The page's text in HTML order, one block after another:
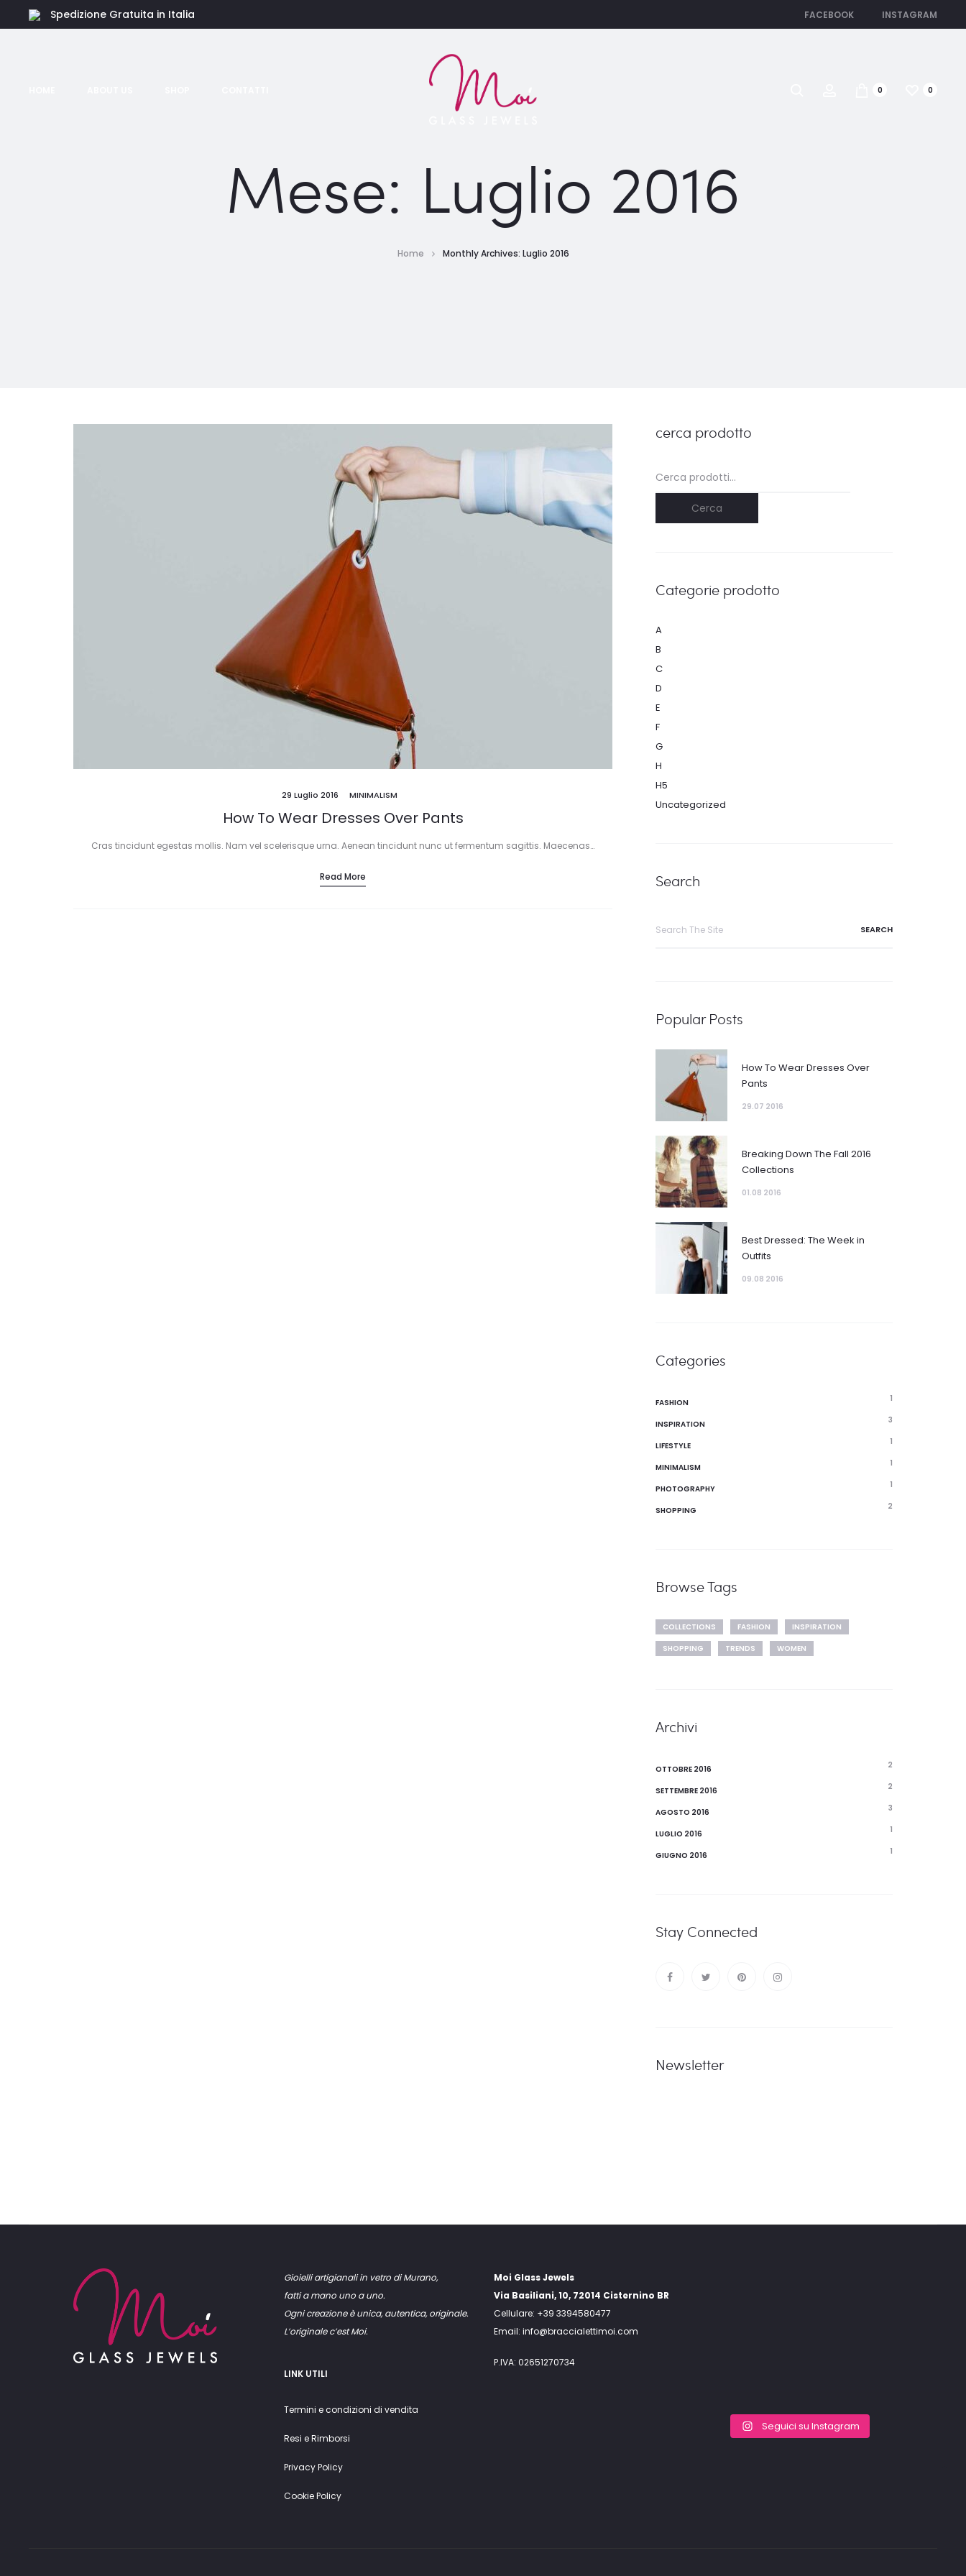
Spedizione Gratuita in Italia FACEBOOK INSTAGRAM
Account0 0
Mese: Luglio 2016
Home Monthly Archives: Luglio 2016
29 Luglio 2016 MINIMALISM
How To Wear Dresses Over Pants
Cras tincidunt egestas mollis. Nam vel scelerisque urna. Aenean tincidunt nunc ut fermentum sagittis. Maecenas…
Read More
cerca prodotto
Cerca:
Cerca
Categorie prodotto
A
B
C
D
E
F
G
H
H5
Uncategorized
Search
Popular Posts
How To Wear Dresses Over
Pants
29.07 2016
Breaking Down The Fall 2016
Collections
01.08 2016
Best Dressed: The Week in
Outfits
09.08 2016
Categories
FASHION 1
INSPIRATION 3
LIFESTYLE 1
MINIMALISM 1
PHOTOGRAPHY 1
SHOPPING 2
Browse Tags
COLLECTIONS FASHION
INSPIRATION
SHOPPING
TRENDS WOMEN
Archivi
OTTOBRE 2016 2
SETTEMBRE 2016 2
AGOSTO 2016 3
LUGLIO 2016 1
GIUGNO 2016 1
Stay Connected
Newsletter
Gioielli artigianali in vetro di Murano,
fatti a mano uno a uno.
Ogni creazione è unica, autentica, originale.
L’originale c’est Moi.
LINK UTILI
Termini e condizioni di vendita
Resi e Rimborsi
Privacy Policy
Cookie Policy
Moi Glass Jewels
Via Basiliani, 10, 72014 Cisternino BR
Cellulare: +39 3394580477
Email: info@braccialettimoi.com
P.IVA: 02651270734
Seguici su Instagram